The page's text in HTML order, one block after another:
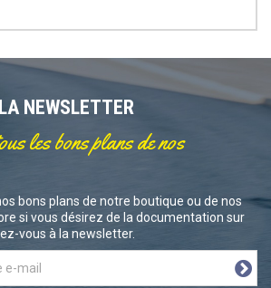
NEWSLETTER
les bons plans de nos
bons plans de notre boutique ou de nos
si vous désirez de la documentation sur
vous à la newsletter.